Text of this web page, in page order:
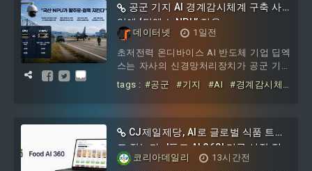
터 '후원 25주년 기념 감사패'도 받았다.협
약식에는 최병준 아세아시멘트 경영지원
본부장과 황순구 한라시멘트 경영지원본
부장, 이성우 한국해비타트 사업관리본부
장을 비롯한 관계자들이 참석했다.양사는
이번 협약을 통해 2026년 희망의 집짓기
사업에 필요한 시멘트와 드라이몰탈을 전
공군 기지 AI 경계감시체계 구축 사
업에 ‘딥엑스 NPU’ 적용
데이터넷
1일전
초저전력 온디바이스 AI 반도체 기업 딥엑
스는 자사의 신경망처리장치가 공군 기지
AI 경계감시체계 구축 사업에 적용된다고
밝혔다. 이번 사업은 외산 GPU 중심의 AI
NPU 기반 지능형 영상감시체계 시범 구축
의 일환으로 추진되는 이번 사업은 국방
부대 네트워크 인프라 구축 전문기업 케이
tags : #공군 #기지 #AI
#경계감시체
CJ제일제당, AI로 글로벌 식품 트렌
드 잡는다…'푸드 AI 360' 미국 시장 적
용
코리아데일리
13시간전